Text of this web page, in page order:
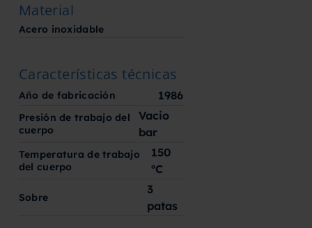
Material
Acero inoxidable
Características técnicas
Año de fabricación 1986
Presión de trabajo del
cuerpo
Vacio
bar
Temperatura de trabajo
del cuerpo
150
ºC
Sobre
3
patas